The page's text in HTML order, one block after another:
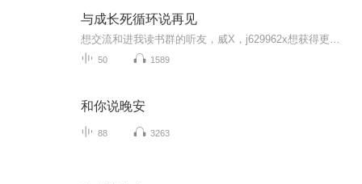
与成长死循环说再见
50 1589
和你说晚安
88 3263